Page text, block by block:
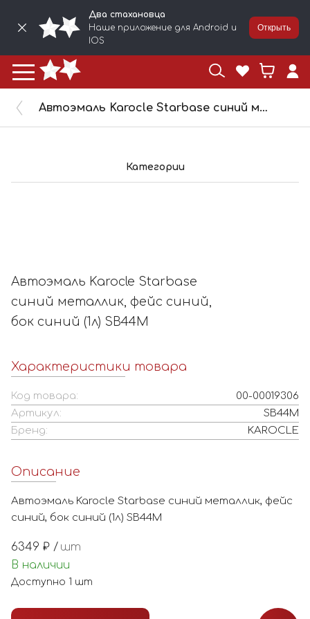
Два стахановца
Наше приложение для Android и
IOS
Открыть
Автоэмаль Karocle Starbase синий металлик, фейс синий, бок синий (1л) SB44M
Категории
Автоэмаль Karocle Starbase
синий металлик, фейс синий,
бок синий (1л) SB44M
Характеристики товара
Код товара:
00-00019306
Артикул:
SB44M
Бренд:
KAROCLE
Описание
Автоэмаль Karocle Starbase синий металлик, фейс
синий, бок синий (1л) SB44M
6349 ₽ / шт
В наличии
Доступно 1 шт